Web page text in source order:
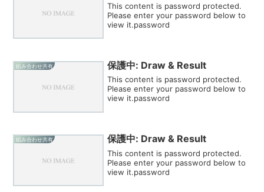
This content is password protected.
Please enter your password below to
view it.password
組み合わせ共有 保護中: Draw & Result
This content is password protected.
Please enter your password below to
view it.password
組み合わせ共有 保護中: Draw & Result
This content is password protected.
Please enter your password below to
view it.password